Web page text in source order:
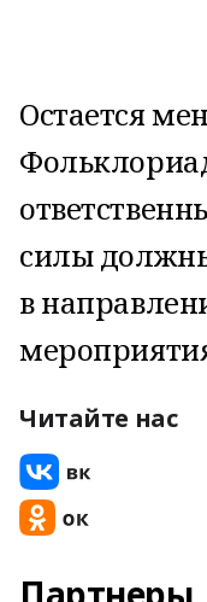
Остается
силы
в
Читайте нас